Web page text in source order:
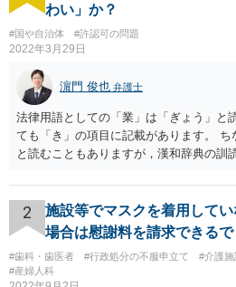
わい」か？
#国や自治体 #許認可の問題
2022年3月29日
濵門 俊也 弁護士
法律用語としての「業」は「ぎょう」と
ても「き」の項目に記載があります。 ち
と読むこともありますが，漢和辞典の訓
2
施設等でマスクを着用して
場合は慰謝料を請求できるで
#歯科・歯医者 #行政処分の不服申立て #介護施
#産婦人科